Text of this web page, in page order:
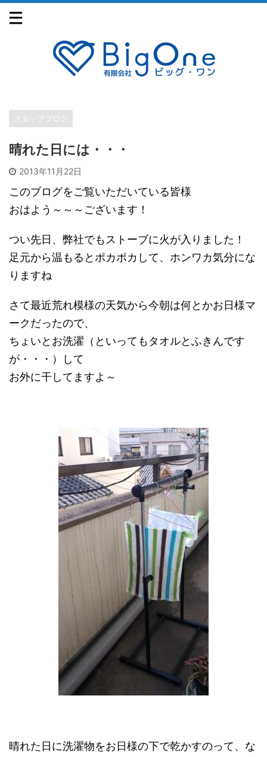
スタッフブログ
晴れた日には・・・
2013年11月22日
このブログをご覧いただいている皆様
おはよう～～～ございます！
つい先日、弊社でもストーブに火が入りました！
足元から温もるとポカポカして、ホンワカ気分にな
りますね
さて最近荒れ模様の天気から今朝は何とかお日様マ
ークだったので、
ちょいとお洗濯（といってもタオルとふきんです
が・・・）して
お外に干してますよ～
晴れた日に洗濯物をお日様の下で乾かすのって、な